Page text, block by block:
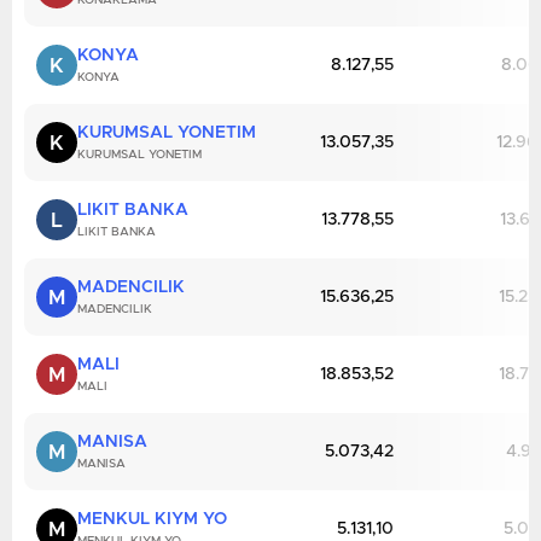
K KONYA
KONYA
8.127,55
K KURUMSAL YONETIM
KURUMSAL YONETIM
13.057,35
L LIKIT BANKA
LIKIT BANKA
13.778,55
M MADENCILIK
MADENCILIK
15.636,25
M MALI
MALI
18.853,52
M MANISA
MANISA
5.073,42
M MENKUL KIYM YO
5.131,10